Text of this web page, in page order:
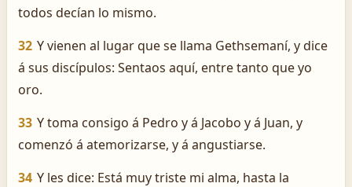
todos decían lo mismo.
32 Y vienen al lugar que se llama Gethsemaní, y dice
á sus discípulos: Sentaos aquí, entre tanto que yo
oro.
33 Y toma consigo á Pedro y á Jacobo y á Juan, y
comenzó á atemorizarse, y á angustiarse.
34 Y les dice: Está muy triste mi alma, hasta la